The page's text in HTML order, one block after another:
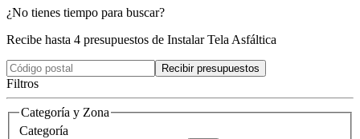
¿No tienes tiempo para buscar?
Recibe hasta 4 presupuestos de Instalar Tela Asfáltica
Recibir presupuestos
Filtros
Categoría y Zona
Categoría